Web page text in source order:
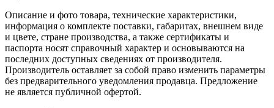
Описание и фото товара, технические характеристики,
информация о комплекте поставки, габаритах, внешнем виде
и цвете, стране производства, а также сертификаты и
паспорта носят справочный характер и основываются на
последних доступных сведениях от производителя.
Производитель оставляет за собой право изменить параметры
без предварительного уведомления продавца. Предложение
не является публичной офертой.